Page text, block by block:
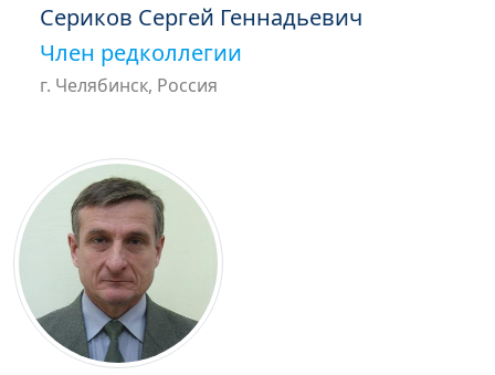
Сериков Сергей Геннадьевич
Член редколлегии
г. Челябинск, Россия